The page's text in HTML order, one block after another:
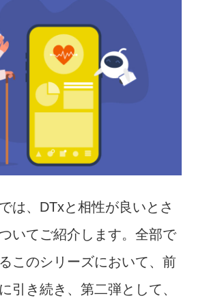
は、DTxと相性が良いとさ
いてご紹介します。全部で
このシリーズにおいて、前
引き続き、第二弾として、